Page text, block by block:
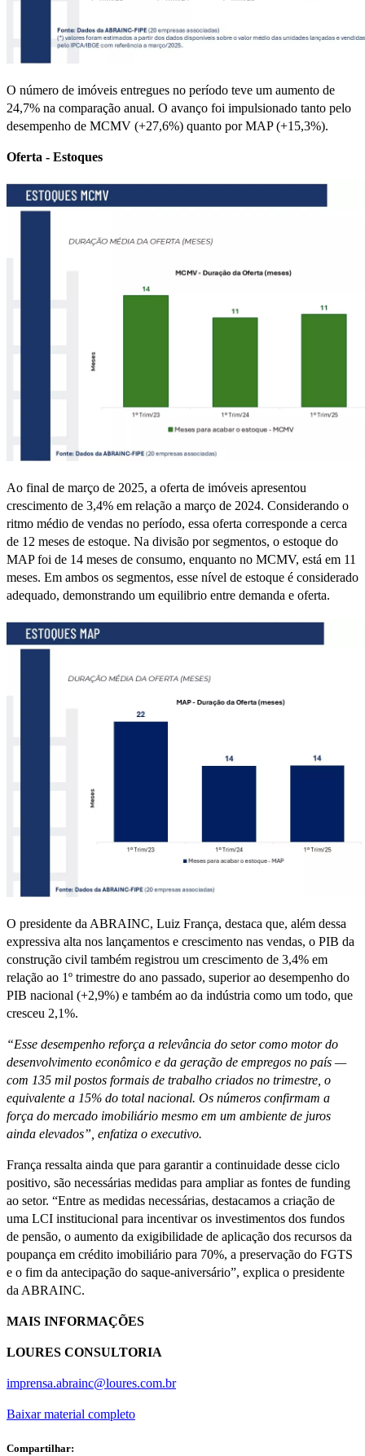
O número de imóveis entregues no período teve um aumento de
24,7% na comparação anual. O avanço foi impulsionado tanto pelo
desempenho de MCMV (+27,6%) quanto por MAP (+15,3%).
Oferta - Estoques
Ao final de março de 2025, a oferta de imóveis apresentou
crescimento de 3,4% em relação a março de 2024. Considerando o
ritmo médio de vendas no período, essa oferta corresponde a cerca
de 12 meses de estoque. Na divisão por segmentos, o estoque do
MAP foi de 14 meses de consumo, enquanto no MCMV, está em 11
meses. Em ambos os segmentos, esse nível de estoque é considerado
adequado, demonstrando um equilibrio entre demanda e oferta.
O presidente da ABRAINC, Luiz França, destaca que, além dessa
expressiva alta nos lançamentos e crescimento nas vendas, o PIB da
construção civil também registrou um crescimento de 3,4% em
relação ao 1º trimestre do ano passado, superior ao desempenho do
PIB nacional (+2,9%) e também ao da indústria como um todo, que
cresceu 2,1%.
“Esse desempenho reforça a relevância do setor como motor do
desenvolvimento econômico e da geração de empregos no país —
com 135 mil postos formais de trabalho criados no trimestre, o
equivalente a 15% do total nacional. Os números confirmam a
força do mercado imobiliário mesmo em um ambiente de juros
ainda elevados”, enfatiza o executivo.
França ressalta ainda que para garantir a continuidade desse ciclo
positivo, são necessárias medidas para ampliar as fontes de funding
ao setor. “Entre as medidas necessárias, destacamos a criação de
uma LCI institucional para incentivar os investimentos dos fundos
de pensão, o aumento da exigibilidade de aplicação dos recursos da
poupança em crédito imobiliário para 70%, a preservação do FGTS
e o fim da antecipação do saque-aniversário”, explica o presidente
da ABRAINC.
MAIS INFORMAÇÕES
LOURES CONSULTORIA
imprensa.abrainc@loures.com.br
Baixar material completo
Compartilhar: